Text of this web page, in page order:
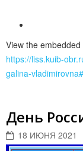
View the
https://liss.kuib-
galina-
День
18 ИЮНЯ 2021